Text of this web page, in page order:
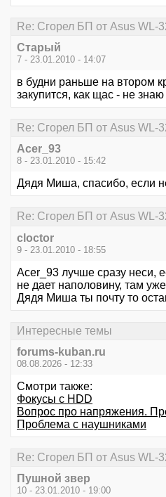
Re: Сгорел БП от Asus WL-
Старый
7 - 23.01.2010 - 14:07
в будни раньше на втором
закупится, как щас - не знаю
Re: Сгорел БП от Asus WL-
Acer_93
8 - 23.01.2010 - 15:42
Дядя Миша, спасибо, если
Re: Сгорел БП от Asus WL-
cloctor
9 - 23.01.2010 - 18:55
Acer_93 лучше сразу неси,
не дает наполовину, там
Дядя Миша ты почту то
Интересные темы
forums-kuban.ru
08.08.2026 - 12:33
Смотри также:
Фокусы с HDD
Вопрос про напряжения.
Проблема с наушниками
Re: Сгорел БП от Asus WL-
Пушной звер
10 - 23.01.2010 - 19:00